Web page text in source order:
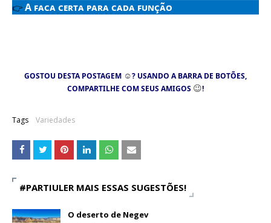
👉 A faca certa para cada função
GOSTOU DESTA POSTAGEM ☺? USANDO A BARRA DE BOTÕES,
COMPARTILHE COM SEUS AMIGOS 😉!
Tags Variedades
#PARTIULER MAIS ESSAS SUGESTÕES!
O deserto de Negev